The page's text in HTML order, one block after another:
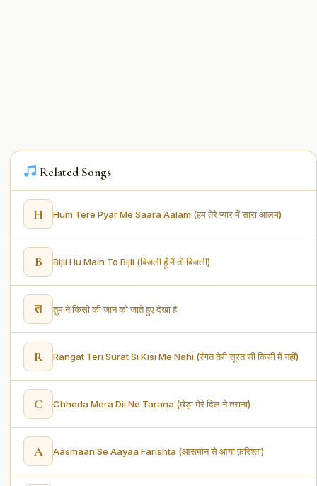
Related Songs
H Hum Tere Pyar Me Saara Aalam (हम तेरे प्यार में सारा आलम)
B Bijli Hu Main To Bijli (बिजली हूँ मैं तो बिजली)
त तुम ने किसी की जान को जाते हुए देखा है
R Rangat Teri Surat Si Kisi Me Nahi (रंगत तेरी सूरत सी किसी में नहीं)
C Chheda Mera Dil Ne Tarana (छेड़ा मेरे दिल ने तराना)
A Aasmaan Se Aayaa Farishta (आसमान से आया फ़रिश्ता)